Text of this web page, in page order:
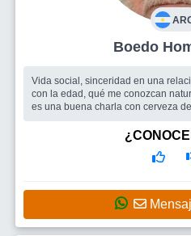
Vida social, sinceridad en una
con la edad, qué me conozcan
es una buena charla con cerveza